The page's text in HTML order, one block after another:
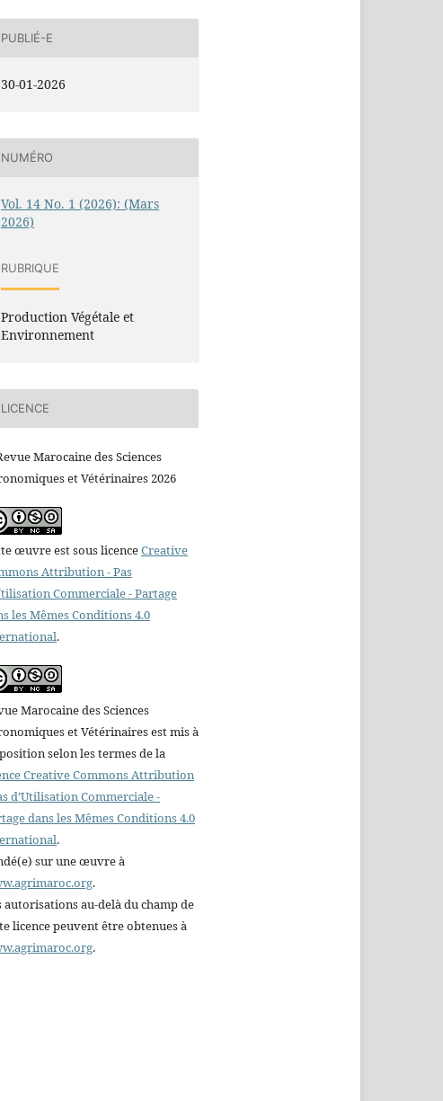
PUBLIÉ-E
30-01-2026
NUMÉRO
Vol. 14 No. 1 (2026): (Mars
2026)
RUBRIQUE
Production Végétale et
Environnement
LICENCE
Marocaine des Sciences
et Vétérinaires 2026
œuvre est sous licenceCreative
Attribution - Pas
Commerciale - Partage
les Mêmes Conditions 4.0
.
Marocaine des Sciences
et Vétérinaires est mis à
selon les termes de la
Creative Commons Attribution
d’Utilisation Commerciale -
dans les Mêmes Conditions 4.0
.
sur une œuvre à
.
autorisations au-delà du champ de
licence peuvent être obtenues à
.